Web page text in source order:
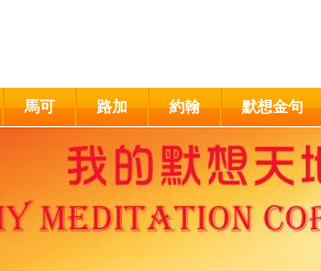
馬可 路加 約翰 默想金句